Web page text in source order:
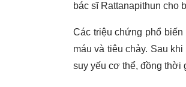
bác sĩ Rattanapithun cho
Các triệu chứng phổ biến
máu và tiêu chảy. Sau
suy yếu cơ thể, đồng thời